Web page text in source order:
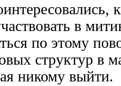
в
по этому
структур в
никому выйти.